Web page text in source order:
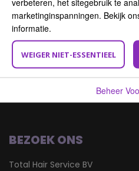
INSCHRIJVEN
BEZOEK ONS
Total Hair Service BV
marketinginspanningen. Bekijk
informatie.
WEIGER NIET-ESSENTIEEL
Beheer